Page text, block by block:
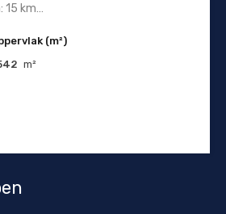
15 km…
(m²)
m²